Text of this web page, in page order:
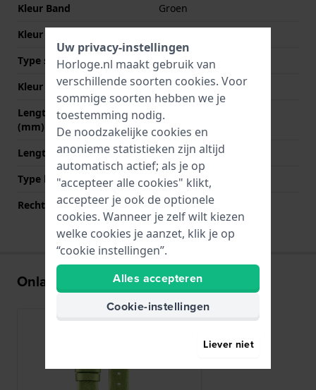
Kleur Band
Groen
Kleur stiksel
Type sluiting
Gesp
Kleur sluiting
Goud
Lengte band op 12 uur
(mm)
70 mm
Lengte band op 6 uur (mm) 105 mm
Type bevestiging
Bandpennen
Rechte bandaanzet
Ja
Onlangs bekeken
Uw privacy-instellingen
Horloge.nl maakt gebruik van
verschillende soorten cookies. Voor
sommige soorten hebben we je
toestemming nodig.
De noodzakelijke cookies en
anonieme statistieken zijn altijd
automatisch actief; als je op
"accepteer alle cookies" klikt,
accepteer je ook de optionele
cookies. Wanneer je zelf wilt kiezen
welke cookies je aanzet, klik je op
“cookie instellingen”.
Alles accepteren
Cookie-instellingen
Liever niet